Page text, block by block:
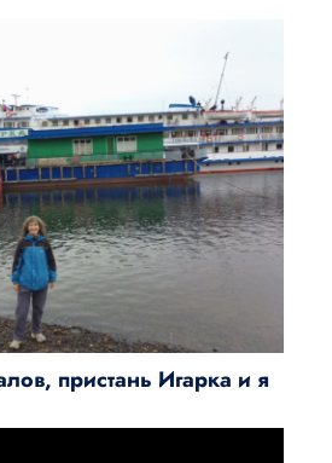
пристань Игарка и я